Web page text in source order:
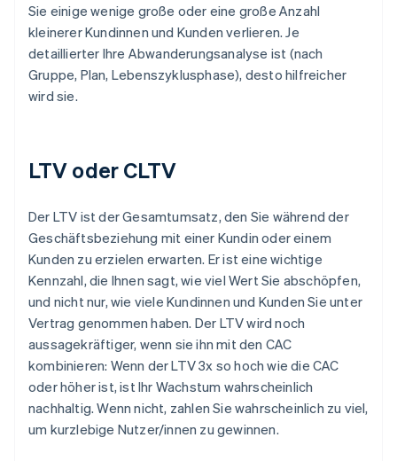
Sie einige wenige große oder eine große Anzahl
kleinerer Kundinnen und Kunden verlieren. Je
detaillierter Ihre Abwanderungsanalyse ist (nach
Gruppe, Plan, Lebenszyklusphase), desto hilfreicher
wird sie.
LTV oder CLTV
Der LTV ist der Gesamtumsatz, den Sie während der
Geschäftsbeziehung mit einer Kundin oder einem
Kunden zu erzielen erwarten. Er ist eine wichtige
Kennzahl, die Ihnen sagt, wie viel Wert Sie abschöpfen,
und nicht nur, wie viele Kundinnen und Kunden Sie unter
Vertrag genommen haben. Der LTV wird noch
aussagekräftiger, wenn sie ihn mit den CAC
kombinieren: Wenn der LTV 3x so hoch wie die CAC
oder höher ist, ist Ihr Wachstum wahrscheinlich
nachhaltig. Wenn nicht, zahlen Sie wahrscheinlich zu viel,
um kurzlebige Nutzer/innen zu gewinnen.